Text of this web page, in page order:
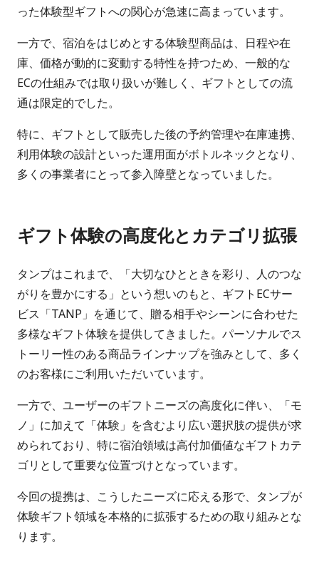
った体験型ギフトへの関心が急速に高まっています。
一方で、宿泊をはじめとする体験型商品は、日程や在
庫、価格が動的に変動する特性を持つため、一般的な
ECの仕組みでは取り扱いが難しく、ギフトとしての流
通は限定的でした。
特に、ギフトとして販売した後の予約管理や在庫連携、
利用体験の設計といった運用面がボトルネックとなり、
多くの事業者にとって参入障壁となっていました。
ギフト体験の高度化とカテゴリ拡張
タンプはこれまで、「大切なひとときを彩り、人のつな
がりを豊かにする」という想いのもと、ギフトECサー
ビス「TANP」を通じて、贈る相手やシーンに合わせた
多様なギフト体験を提供してきました。パーソナルでス
トーリー性のある商品ラインナップを強みとして、多く
のお客様にご利用いただいています。
一方で、ユーザーのギフトニーズの高度化に伴い、「モ
ノ」に加えて「体験」を含むより広い選択肢の提供が求
められており、特に宿泊領域は高付加価値なギフトカテ
ゴリとして重要な位置づけとなっています。
今回の提携は、こうしたニーズに応える形で、タンプが
体験ギフト領域を本格的に拡張するための取り組みとな
ります。